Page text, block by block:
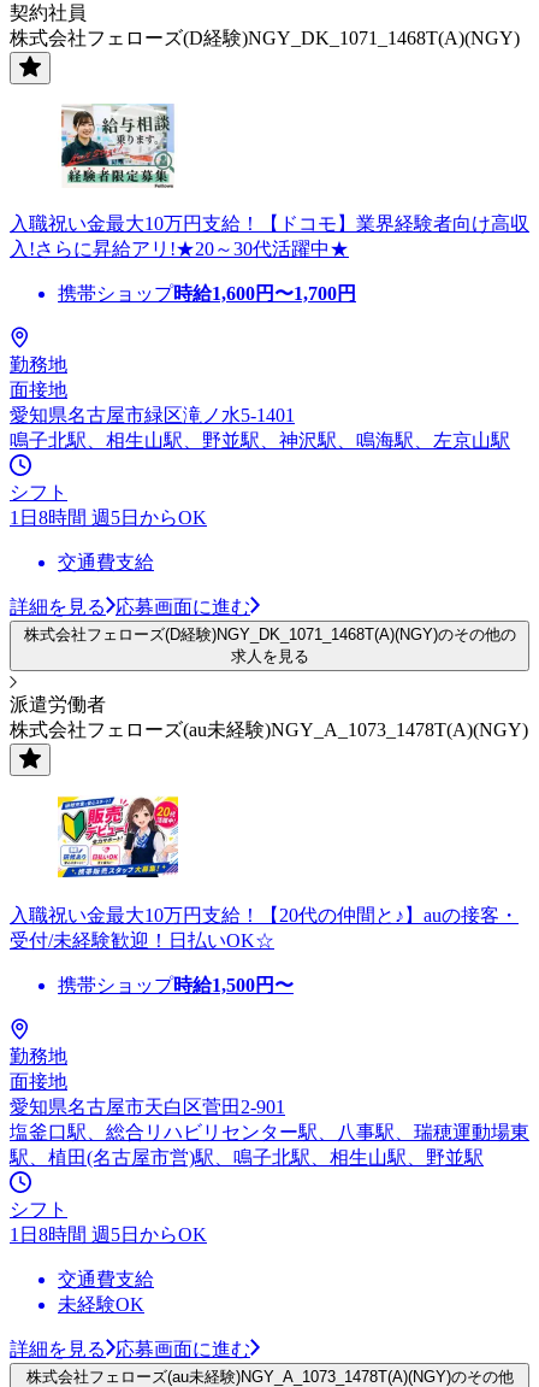
契約社員
株式会社フェローズ(D経験)NGY_DK_1071_1468T(A)(NGY)
入職祝い金最大10万円支給！【ドコモ】業界経験者向け高収
入!さらに昇給アリ!★20～30代活躍中★
携帯ショップ時給1,600円〜1,700円
勤務地
面接地
愛知県名古屋市緑区滝ノ水5-1401
鳴子北駅、相生山駅、野並駅、神沢駅、鳴海駅、左京山駅
シフト
1日8時間 週5日からOK
交通費支給
詳細を見る 応募画面に進む
株式会社フェローズ(D経験)NGY_DK_1071_1468T(A)(NGY)のその他の
求人を見る
派遣労働者
株式会社フェローズ(au未経験)NGY_A_1073_1478T(A)(NGY)
入職祝い金最大10万円支給！【20代の仲間と♪】auの接客・
受付/未経験歓迎！日払いOK☆
携帯ショップ時給1,500円〜
勤務地
面接地
愛知県名古屋市天白区菅田2-901
塩釜口駅、総合リハビリセンター駅、八事駅、瑞穂運動場東
駅、植田(名古屋市営)駅、鳴子北駅、相生山駅、野並駅
シフト
1日8時間 週5日からOK
交通費支給
未経験OK
詳細を見る 応募画面に進む
株式会社フェローズ(au未経験)NGY_A_1073_1478T(A)(NGY)のその他